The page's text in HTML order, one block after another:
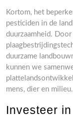
Kortom, het
pesticiden in de
duurzaamheid.
duurzame
kunnen we
mens, dier en milieu.
Investeer